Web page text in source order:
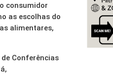
consumidor
as escolhas do
alimentares,
Conferências